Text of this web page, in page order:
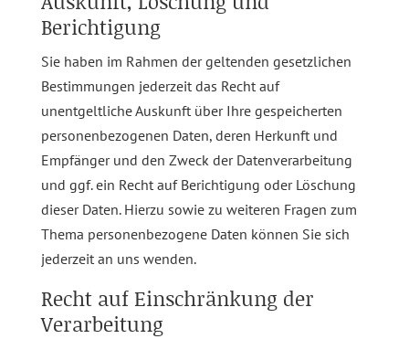
Berichtigung
Sie haben im Rahmen der geltenden gesetzlichen
Bestimmungen jederzeit das Recht auf
unentgeltliche Auskunft über Ihre gespeicherten
personenbezogenen Daten, deren Herkunft und
Empfänger und den Zweck der Datenverarbeitung
und ggf. ein Recht auf Berichtigung oder Löschung
dieser Daten. Hierzu sowie zu weiteren Fragen zum
Thema personenbezogene Daten können Sie sich
jederzeit an uns wenden.
Recht auf Einschränkung der
Verarbeitung